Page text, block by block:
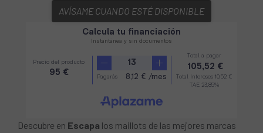
AVÍSAME CUANDO ESTÉ DISPONIBLE
Descubre en Escapa los maillots de las mejores marcas